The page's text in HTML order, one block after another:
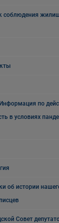
соблюдения
по
в условиях
об истории
Совет